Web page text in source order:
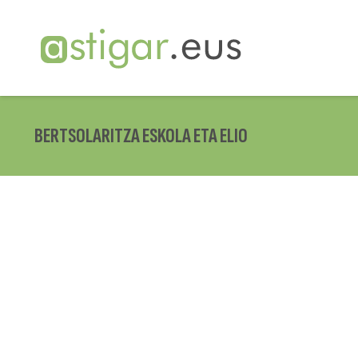
BERTSOLARITZA ESKOLA ETA ELIO